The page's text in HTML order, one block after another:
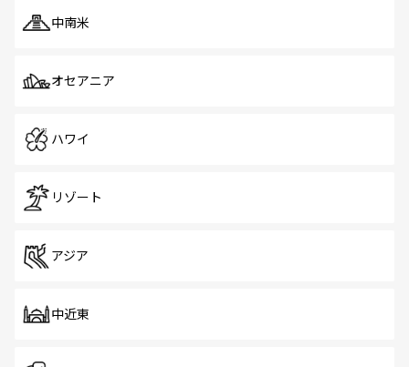
中南米
オセアニア
ハワイ
リゾート
アジア
中近東